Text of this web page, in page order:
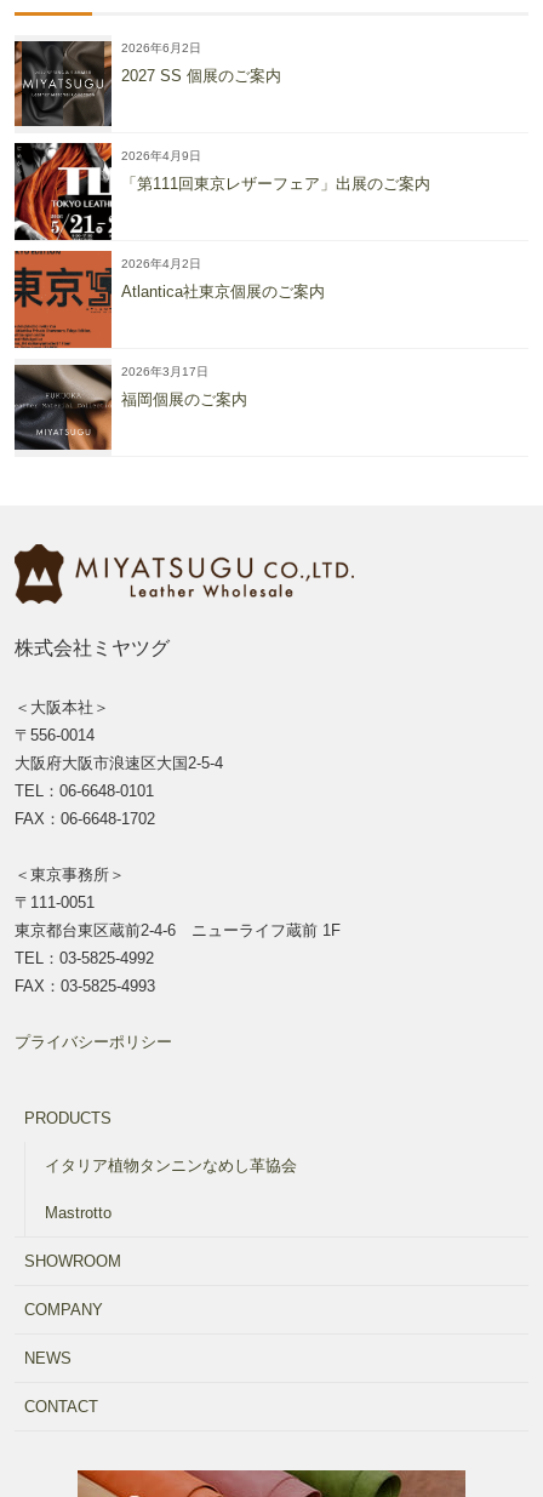
2026年6月2日
2027 SS 個展のご案内
2026年4月9日
「第111回東京レザーフェア」出展のご案内
2026年4月2日
Atlantica社東京個展のご案内
2026年3月17日
福岡個展のご案内
株式会社ミヤツグ
＜大阪本社＞
〒556-0014
大阪府大阪市浪速区大国2-5-4
TEL：06-6648-0101
FAX：06-6648-1702
＜東京事務所＞
〒111-0051
東京都台東区蔵前2-4-6 ニューライフ蔵前 1F
TEL：03-5825-4992
FAX：03-5825-4993
プライバシーポリシー
PRODUCTS
イタリア植物タンニンなめし革協会
Mastrotto
SHOWROOM
COMPANY
NEWS
CONTACT